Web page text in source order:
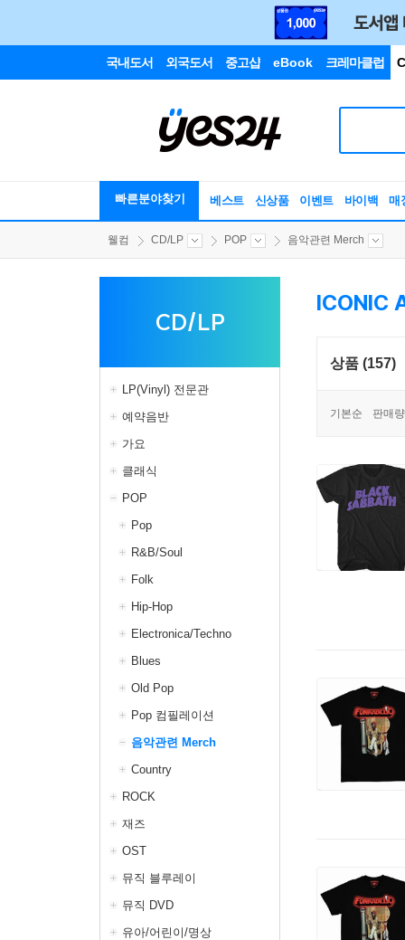
국내도서 외국도서 중고샵 eBook 크레마클럽
빠른분야찾기 베스트 신상품 이벤트 바이백 매
웰컴 CD/LP POP 음악관련 Merch
CD/LP
LP(Vinyl) 전문관
예약음반
가요
클래식
POP
Pop
R&B/Soul
Folk
Hip-Hop
Electronica/Techno
Blues
Old Pop
Pop 컴필레이션
음악관련 Merch
Country
ROCK
재즈
OST
뮤직 블루레이
뮤직 DVD
유아/어린이/명상
ICONIC
상품 (157)
기본순 판매